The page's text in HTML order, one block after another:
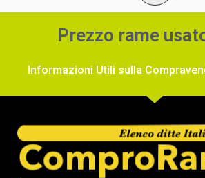
Prezzo rame
Informazioni Utili sulla